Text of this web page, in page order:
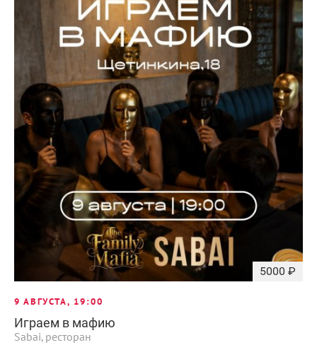
5000 ₽
9 АВГУСТА, 19:00
Играем в мафию
Sabai, ресторан